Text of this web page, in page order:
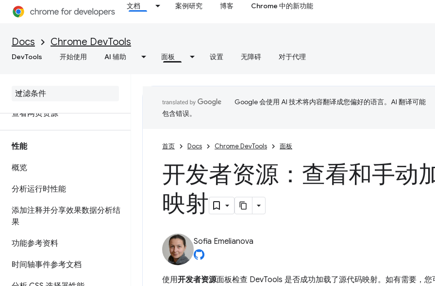
文档 案例研究 博客 Chrome 中的新功能
Docs Chrome DevTools
DevTools 开始使用 AI 辅助 面板 设置 无障碍 对于代理
概览
功能参考资料
查看网页资源
性能
概览
分析运行时性能
添加注释并分享效果数据分析结
果
功能参考资料
时间轴事件参考文档
Google 会使用 AI 技术将内容翻译成您偏好的语言。AI 翻译可能
包含错误。
首页 Docs Chrome DevTools 面板
开发者资源：查看和手动
映射
Sofia Emelianova
使用开发者资源面板检查 DevTools 是否成功加载了源代码映射。如有需要，